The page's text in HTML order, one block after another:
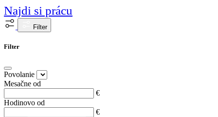
Najdi si prácu
Filter
Filter
Povolanie
Mesačne od
€
Hodinovo od
€